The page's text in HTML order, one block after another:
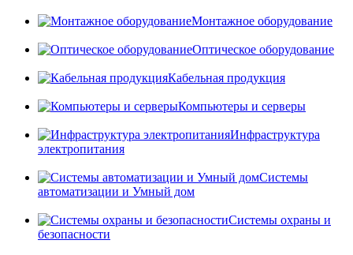
Монтажное оборудование
Оптическое оборудование
Кабельная продукция
Компьютеры и серверы
Инфраструктура
электропитания
Системы
автоматизации и Умный дом
Системы охраны и
безопасности